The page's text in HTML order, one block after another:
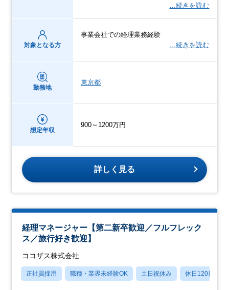
…続きを読む
対象となる方
事業会社での経理業務経験
…続きを読む
勤務地
東京都
想定年収
900～1200万円
詳しく見る
経理マネージャー【第二新卒歓迎／フルフレック
ス／旅行好き歓迎】
ココザス株式会社
正社員採用 職種・業界未経験OK 土日祝休み 休日120日以上